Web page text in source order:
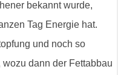
bekannt wurde,
Tag Energie hat.
und noch so
dann der Fettabbau